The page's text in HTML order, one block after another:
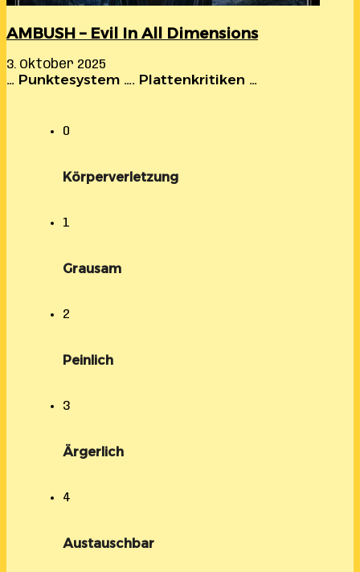
AMBUSH – Evil In All Dimensions
3. Oktober 2025
… Punktesystem …. Plattenkritiken …
0
Körperverletzung
1
Grausam
2
Peinlich
3
Ärgerlich
4
Austauschbar